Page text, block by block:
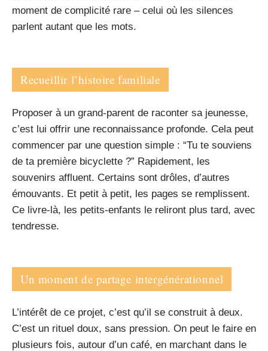
moment de complicité rare – celui où les silences
parlent autant que les mots.
Recueillir l’histoire familiale
Proposer à un grand-parent de raconter sa jeunesse,
c’est lui offrir une reconnaissance profonde. Cela peut
commencer par une question simple : “Tu te souviens
de ta première bicyclette ?” Rapidement, les
souvenirs affluent. Certains sont drôles, d’autres
émouvants. Et petit à petit, les pages se remplissent.
Ce livre-là, les petits-enfants le reliront plus tard, avec
tendresse.
Un moment de partage intergénérationnel
L’intérêt de ce projet, c’est qu’il se construit à deux.
C’est un rituel doux, sans pression. On peut le faire en
plusieurs fois, autour d’un café, en marchant dans le